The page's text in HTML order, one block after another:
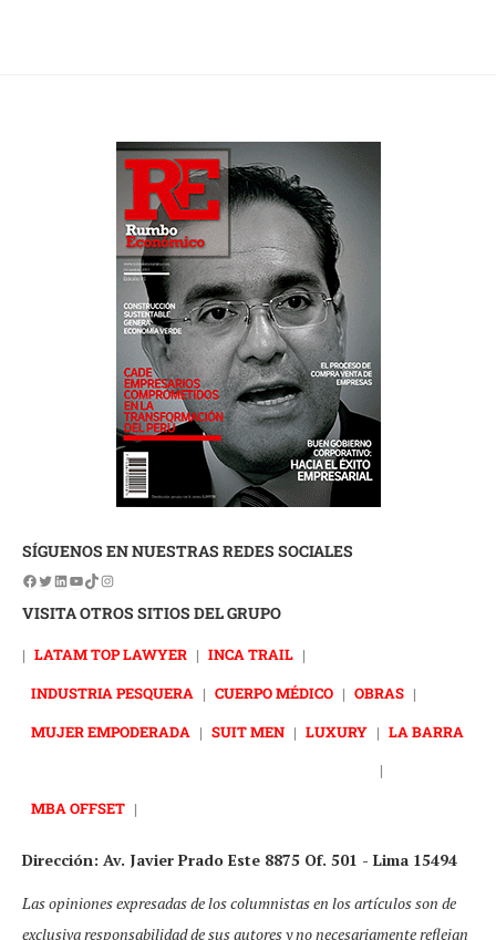
SÍGUENOS EN NUESTRAS REDES SOCIALES
VISITA OTROS SITIOS DEL GRUPO
| LATAM TOP LAWYER | INCA TRAIL |
INDUSTRIA PESQUERA | CUERPO MÉDICO | OBRAS |
MUJER EMPODERADA | SUIT MEN | LUXURY | LA BARRA
|
MBA OFFSET |
Dirección: Av. Javier Prado Este 8875 Of. 501 - Lima 15494
Las opiniones expresadas de los columnistas en los artículos son de
exclusiva responsabilidad de sus autores y no necesariamente reflejan